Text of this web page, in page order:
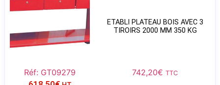
ETABLI PLATEAU BOIS AVEC 3
TIROIRS 2000 MM 350 KG
Réf: GT09279 742,20€ TTC